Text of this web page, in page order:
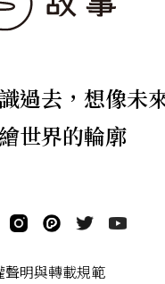
過去，想像未
世界的輪廓
聲明與轉載規範